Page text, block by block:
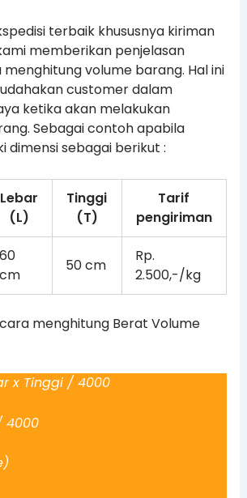
terbaik khususnya kiriman
memberikan penjelasan
volume barang. Hal ini
customer dalam
ketika akan melakukan
Sebagai contoh apabila
dimensi sebagai berikut :
Lebar
(L)
Tinggi
(T)
Tarif
pengiriman
60
cm
50 cm
Rp.
2.500,-/kg
menghitung Berat Volume
x Tinggi / 4000
4000